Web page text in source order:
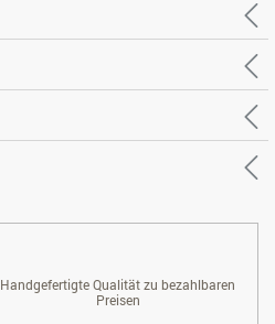
Handgefertigte Qualität zu bezahlbaren
Preisen